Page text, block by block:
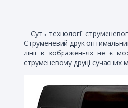
Суть технології
Струменевий друк
лінії в зображеннях не є
струменевому друці сучасних